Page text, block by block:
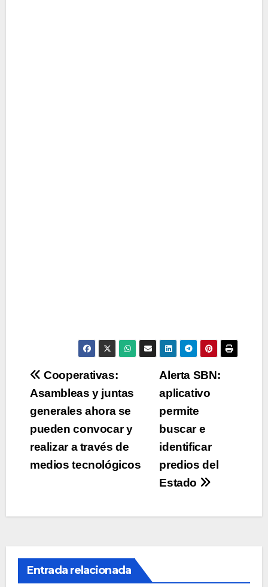
Navegación
de
entradas
Alerta SBN:
aplicativo
permite
buscar e
identificar
predios del
Estado
Cooperativas:
Asambleas y juntas
generales ahora se
pueden convocar y
realizar a través de
medios tecnológicos
Entrada relacionada